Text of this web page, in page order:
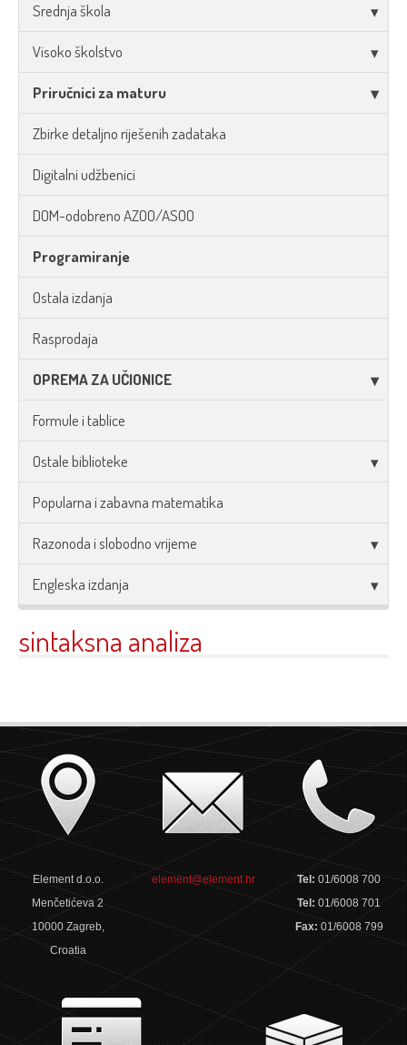
Srednja škola
Visoko školstvo
Priručnici za maturu
Zbirke detaljno riješenih zadataka
Digitalni udžbenici
DOM-odobreno AZOO/ASOO
Programiranje
Ostala izdanja
Rasprodaja
OPREMA ZA UČIONICE
Formule i tablice
Ostale biblioteke
Popularna i zabavna matematika
Razonoda i slobodno vrijeme
Engleska izdanja
sintaksna analiza
Element d.o.o.
Menčetićeva 2
10000 Zagreb,
Croatia
element@element.hr Tel:01/6008 700
Tel:01/6008 701
Fax: 01/6008 799